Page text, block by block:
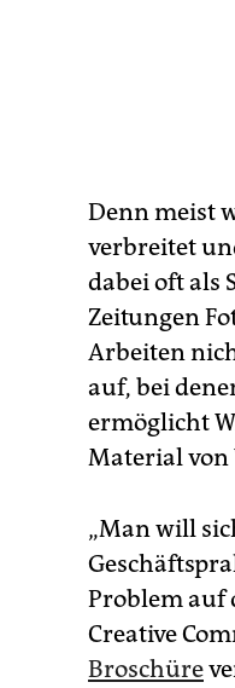
Denn meist
verbreitet
dabei oft als
Zeitungen
Arbeiten
auf, bei
ermöglicht
Material von
„Man will
Problem auf
Creative
Broschüre